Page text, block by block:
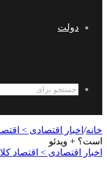
دولت
خانه/ اخبار اقتصادی >
است؟ + ویدئو
اخبار اقتصادی > اقتصاد